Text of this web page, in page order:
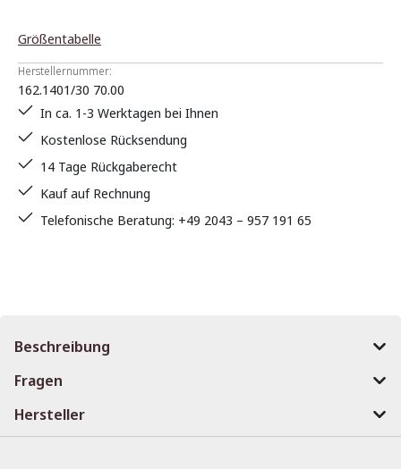
Größentabelle
Herstellernummer:
162.1401/30 70.00
In ca. 1-3 Werktagen bei Ihnen
Kostenlose Rücksendung
14 Tage Rückgaberecht
Kauf auf Rechnung
Telefonische Beratung: +49 2043 – 957 191 65
Beschreibung
Fragen
Hersteller